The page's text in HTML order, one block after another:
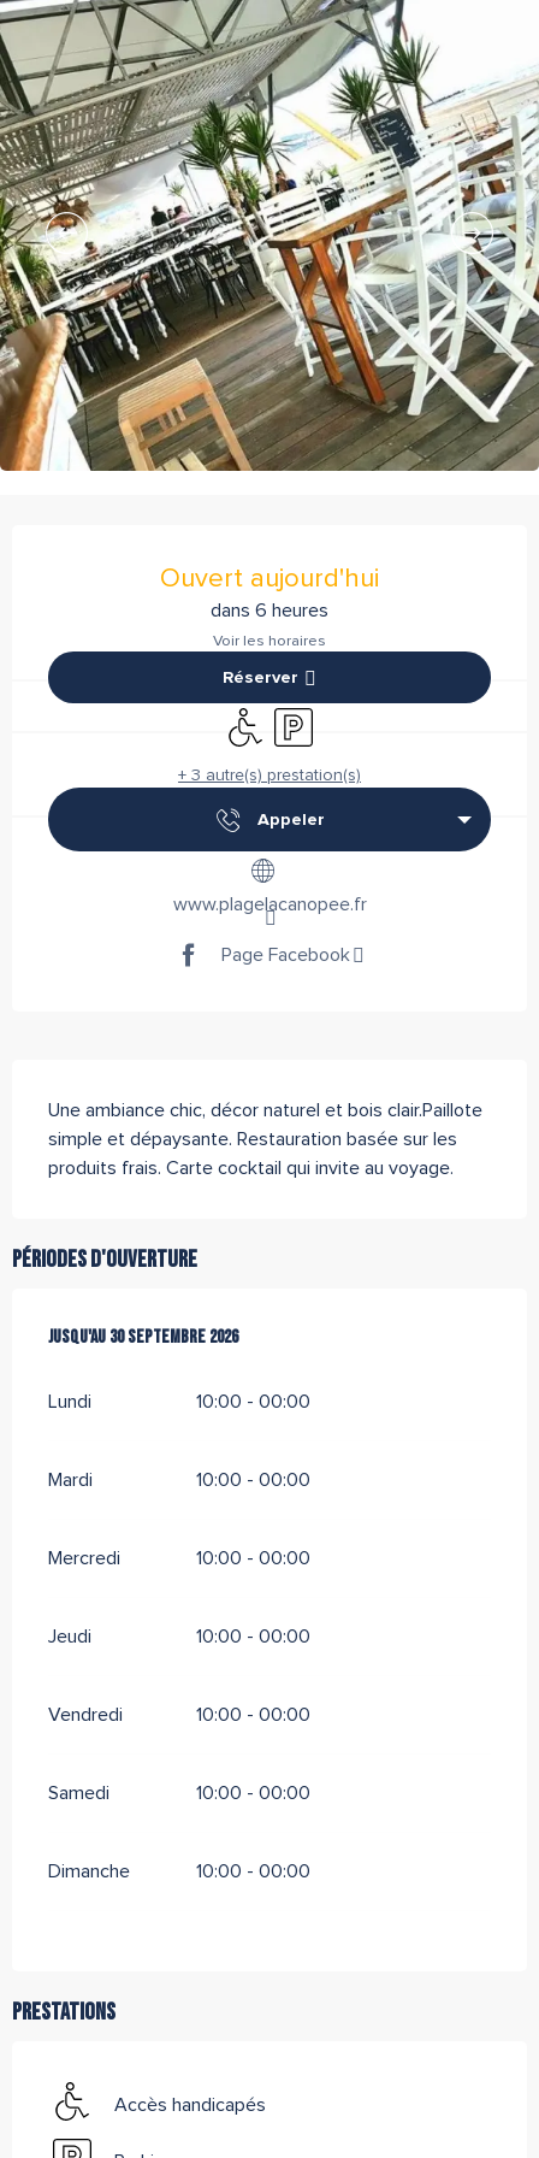
Ouverture et coordonnées
Ouvert aujourd'hui
dans 6 heures
Voir les horaires
Réserver
Accès handicapés
Parking
+ 3 autre(s) prestation(s)
Appeler
www.plagelacanopee.fr
Page Facebook
Description
Une ambiance chic, décor naturel et bois clair.Paillote
simple et dépaysante. Restauration basée sur les
produits frais. Carte cocktail qui invite au voyage.
Périodes d'ouverture
Du4 avril 2026au30 septembre 2026
Jusqu'au 30 septembre 2026
Lundi 10:00 - 00:00
Mardi 10:00 - 00:00
Mercredi 10:00 - 00:00
Jeudi 10:00 - 00:00
Vendredi 10:00 - 00:00
Samedi 10:00 - 00:00
Dimanche 10:00 - 00:00
Prestations
Accès handicapés